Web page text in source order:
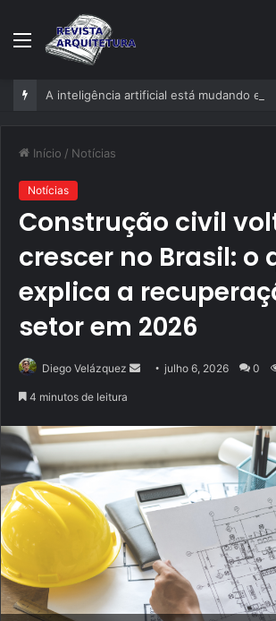
Menu
Início / Notícias
Notícias
Construção civil
crescer no Brasil: o
explica a
setor em 2026
Diego Velázquez
Mande
mail
julho 6, 2026 0
4 minutos de leitura